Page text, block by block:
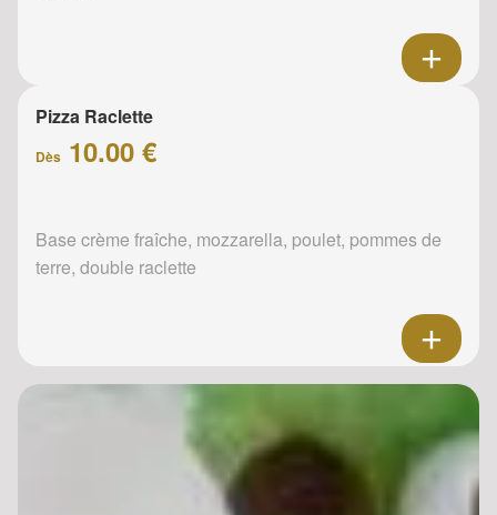
Pizza Raclette
Dès 10.00 €
Base crème fraîche, mozzarella, poulet, pommes de
terre, double raclette